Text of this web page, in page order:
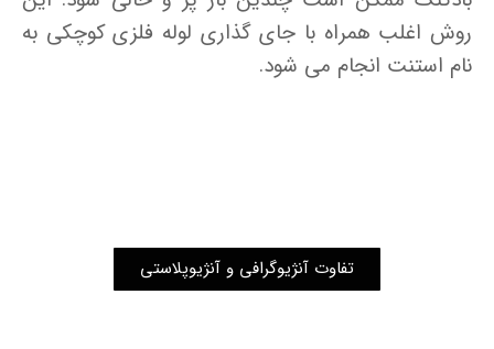
روش اغلب همراه با جای گذاری لوله فلزی کوچکی به
نام استنت انجام می شود.
تفاوت آنژیوگرافی و آنژیوپلاستی